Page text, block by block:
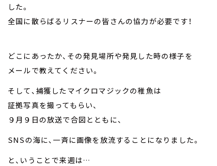
した。
全国に散らばるリスナーの皆さんの協力が必要です！
どこにあったか、その発見場所や発見した時の様子を
メールで教えてください。
そして、捕獲したマイクロマジックの稚魚は
証拠写真を撮ってもらい、
９月９日の放送で合図とともに、
SNSの海に、一斉に画像を放流することになりました。
と、いうことで来週は…